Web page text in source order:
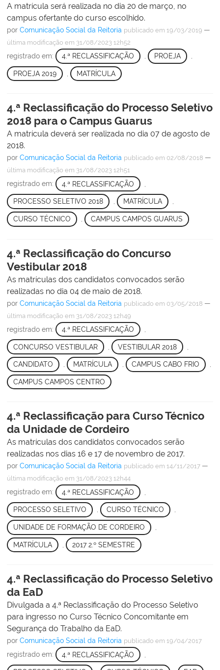
A matrícula será realizada no dia 20 de março, no
campus ofertante do curso escolhido.
por Comunicação Social da Reitoria publicado em 19/03/2019 —
última modificação em 31/08/2023 12h52
registrado em: 4.ª RECLASSIFICAÇÃO , PROEJA ,
PROEJA 2019 MATRÍCULA
4.ª Reclassificação do Processo Seletivo
2018 para o Campus Guarus
A matrícula deverá ser realizada no dia 07 de agosto de
2018.
por Comunicação Social da Reitoria publicado em 02/08/2018 —
última modificação em 31/08/2023 12h51
registrado em: 4.ª RECLASSIFICAÇÃO
PROCESSO SELETIVO 2018 , MATRÍCULA ,
CURSO TÉCNICO CAMPUS CAMPOS GUARUS
4.ª Reclassificação do Concurso
Vestibular 2018
As matrículas dos candidatos convocados serão
realizadas no dia 04 de maio de 2018.
por Comunicação Social da Reitoria publicado em 03/05/2018 —
última modificação em 31/08/2023 12h49
registrado em: 4.ª RECLASSIFICAÇÃO
CONCURSO VESTIBULAR VESTIBULAR 2018
CANDIDATO , MATRÍCULA , CAMPUS CABO FRIO ,
CAMPUS CAMPOS CENTRO
4.ª Reclassificação para Curso Técnico
da Unidade de Cordeiro
As matrículas dos candidatos convocados serão
realizadas nos dias 16 e 17 de novembro de 2017.
por Comunicação Social da Reitoria publicado em 14/11/2017 —
última modificação em 31/08/2023 12h44
registrado em: 4.ª RECLASSIFICAÇÃO
PROCESSO SELETIVO , CURSO TÉCNICO ,
UNIDADE DE FORMAÇÃO DE CORDEIRO
MATRÍCULA 2017 2.º SEMESTRE
4.ª Reclassificação do Processo Seletivo
da EaD
Divulgada a 4.ª Reclassificação do Processo Seletivo
para ingresso no Curso Técnico Concomitante em
Segurança do Trabalho da EaD.
por Comunicação Social da Reitoria publicado em 19/04/2017
registrado em: 4.ª RECLASSIFICAÇÃO